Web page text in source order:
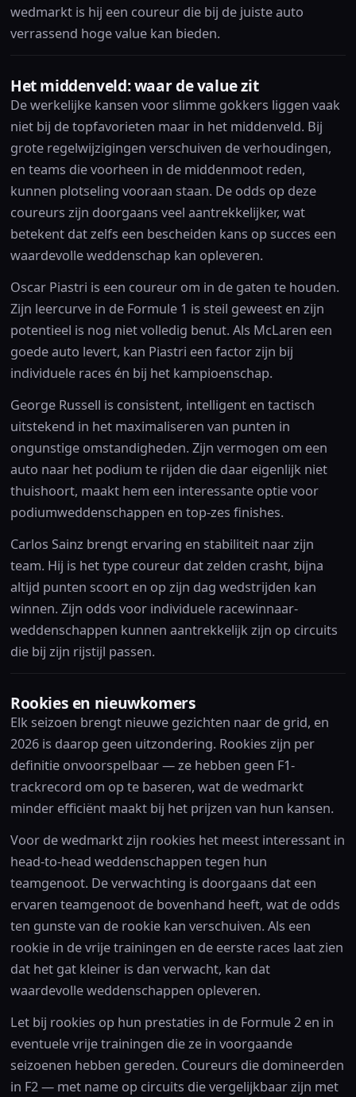
wedmarkt is hij een coureur die bij de juiste auto
verrassend hoge value kan bieden.
Het middenveld: waar de value zit
De werkelijke kansen voor slimme gokkers liggen vaak
niet bij de topfavorieten maar in het middenveld. Bij
grote regelwijzigingen verschuiven de verhoudingen,
en teams die voorheen in de middenmoot reden,
kunnen plotseling vooraan staan. De odds op deze
coureurs zijn doorgaans veel aantrekkelijker, wat
betekent dat zelfs een bescheiden kans op succes een
waardevolle weddenschap kan opleveren.
Oscar Piastri is een coureur om in de gaten te houden.
Zijn leercurve in de Formule 1 is steil geweest en zijn
potentieel is nog niet volledig benut. Als McLaren een
goede auto levert, kan Piastri een factor zijn bij
individuele races én bij het kampioenschap.
George Russell is consistent, intelligent en tactisch
uitstekend in het maximaliseren van punten in
ongunstige omstandigheden. Zijn vermogen om een
auto naar het podium te rijden die daar eigenlijk niet
thuishoort, maakt hem een interessante optie voor
podiumweddenschappen en top-zes finishes.
Carlos Sainz brengt ervaring en stabiliteit naar zijn
team. Hij is het type coureur dat zelden crasht, bijna
altijd punten scoort en op zijn dag wedstrijden kan
winnen. Zijn odds voor individuele racewinnaar-
weddenschappen kunnen aantrekkelijk zijn op circuits
die bij zijn rijstijl passen.
Rookies en nieuwkomers
Elk seizoen brengt nieuwe gezichten naar de grid, en
2026 is daarop geen uitzondering. Rookies zijn per
definitie onvoorspelbaar — ze hebben geen F1-
trackrecord om op te baseren, wat de wedmarkt
minder efficiënt maakt bij het prijzen van hun kansen.
Voor de wedmarkt zijn rookies het meest interessant in
head-to-head weddenschappen tegen hun
teamgenoot. De verwachting is doorgaans dat een
ervaren teamgenoot de bovenhand heeft, wat de odds
ten gunste van de rookie kan verschuiven. Als een
rookie in de vrije trainingen en de eerste races laat zien
dat het gat kleiner is dan verwacht, kan dat
waardevolle weddenschappen opleveren.
Let bij rookies op hun prestaties in de Formule 2 en in
eventuele vrije trainingen die ze in voorgaande
seizoenen hebben gereden. Coureurs die domineerden
in F2 — met name op circuits die vergelijkbaar zijn met